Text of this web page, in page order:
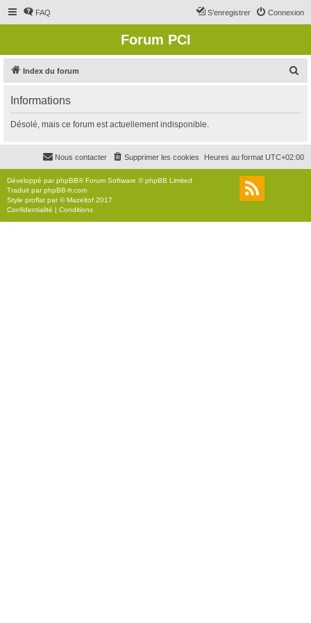
FAQ Connexion
S’enregistrer
Forum PCI
Index du forum
r
c
r
Informations
Désolé, mais ce forum est actuellement indisponible.
Heures au format UTC+02:00
Supprimer les cookies
Nous contacter
Développé parphpBB® Forum Software © phpBB Limited
Traduit parphpBB-fr.com
Style proflat par ©Mazeltof 2017
Confidentialité | Conditions